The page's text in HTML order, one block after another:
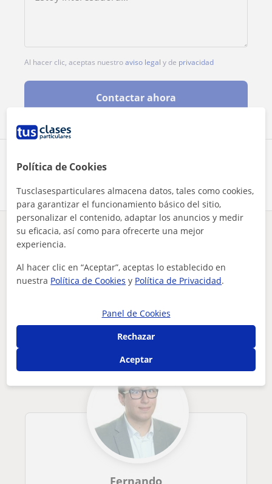
Comparte a este profesor
Al hacer clic, aceptas nuestroaviso legal y de privacidad
Contactar ahora
¿Hay algún error en este perfil?Cuéntanos
Tus clases particulares Latín Madrid
Alcalá de Henares
necesitas ayuda con idiomas yo te ayudo tengo paciencia y g...
Otros profesores de Latín en Alcalá de
Henares que pueden interesarte
Política de Cookies
Tusclasesparticulares almacena datos, tales como cookies,
para garantizar el funcionamiento básico del sitio,
personalizar el contenido, adaptar los anuncios y medir
su eficacia, así como para ofrecerte una mejor
experiencia.
Al hacer clic en “Aceptar”, aceptas lo establecido en
nuestra Política de Cookies y Política de Privacidad.
Panel de Cookies
Rechazar
Aceptar